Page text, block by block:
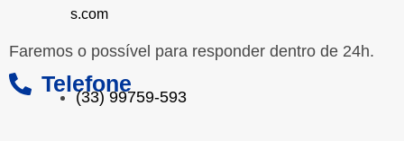
s.com
Faremos o possível para responder dentro de 24h.
Telefone
(33) 99759-593